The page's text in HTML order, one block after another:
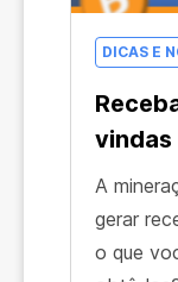
DICAS E
vindas
A
gerar
o que